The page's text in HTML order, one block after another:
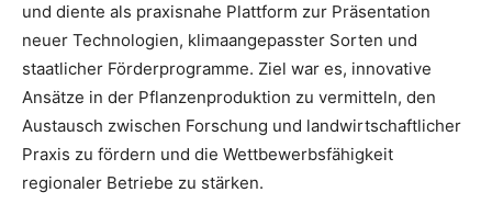
und diente als praxisnahe Plattform zur Präsentation
neuer Technologien, klimaangepasster Sorten und
staatlicher Förderprogramme. Ziel war es, innovative
Ansätze in der Pflanzenproduktion zu vermitteln, den
Austausch zwischen Forschung und landwirtschaftlicher
Praxis zu fördern und die Wettbewerbsfähigkeit
regionaler Betriebe zu stärken.